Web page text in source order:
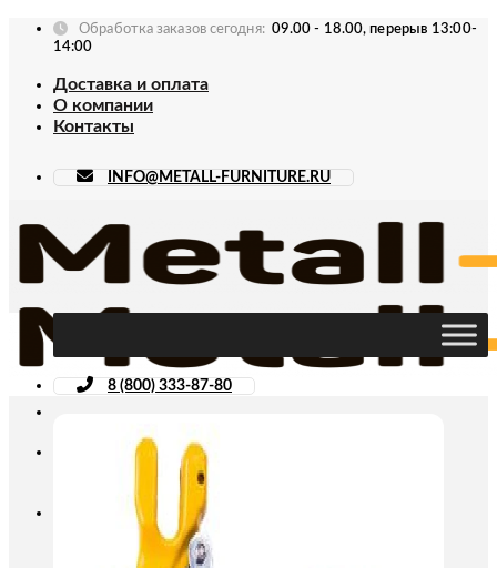
Skip
Обработка заказов сегодня: 09.00 - 18.00, перерыв 13:00-
14:00
Доставка и оплата
О компании
Контакты
INFO@METALL-FURNITURE.RU
8 (800) 333-87-80